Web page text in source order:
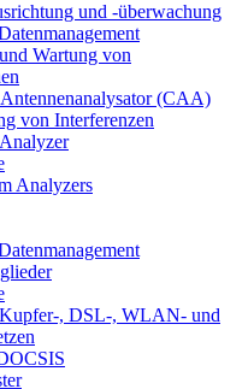
und -überwachung
Wartung von
(CAA)
von Interferenzen
Analyzers
Kupfer-, DSL-, WLAN- und